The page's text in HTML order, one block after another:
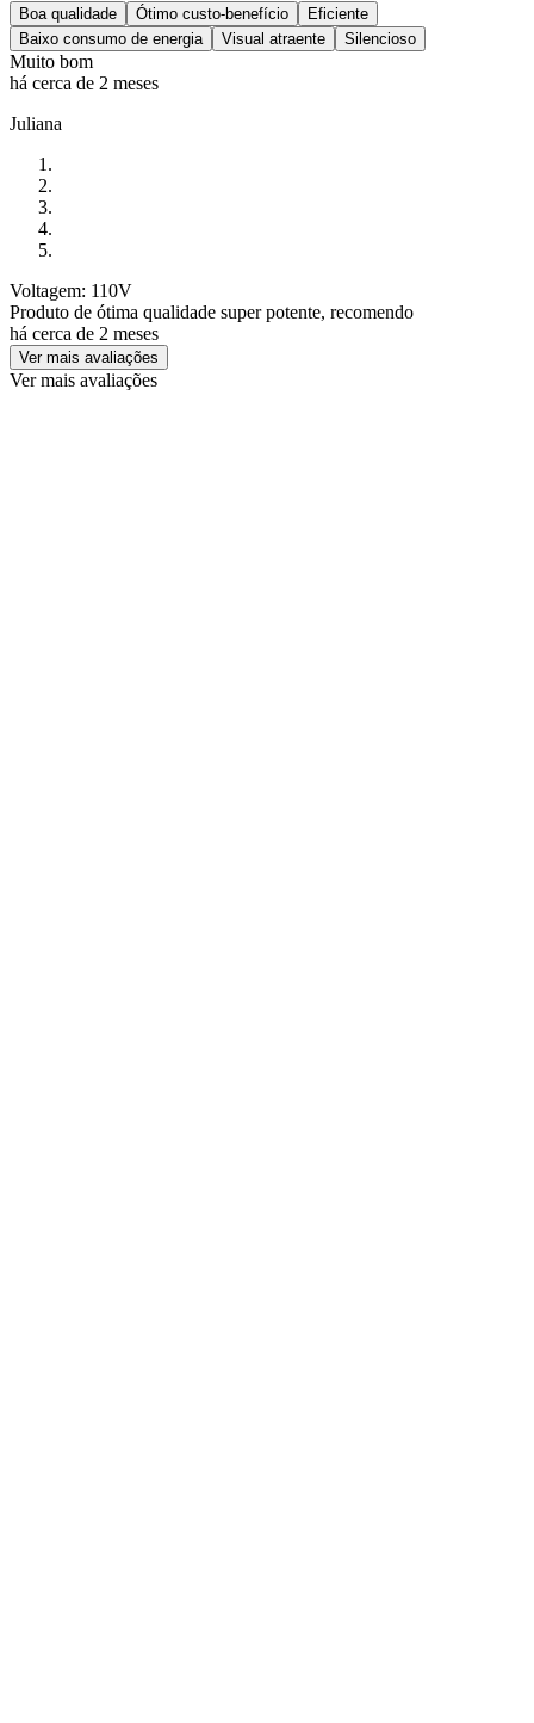
Boa qualidade Ótimo custo-benefício
Eficiente
Baixo consumo de energia
Visual atraente Silencioso
Muito bom
há cerca de 2 meses
Juliana
Voltagem: 110V
Produto de ótima qualidade super potente, recomendo
há cerca de 2 meses
Ver mais avaliações
Ver mais avaliações